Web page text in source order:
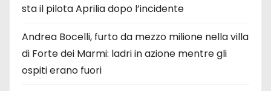
sta il pilota Aprilia dopo l’incidente
Andrea Bocelli, furto da mezzo milione nella villa
di Forte dei Marmi: ladri in azione mentre gli
ospiti erano fuori